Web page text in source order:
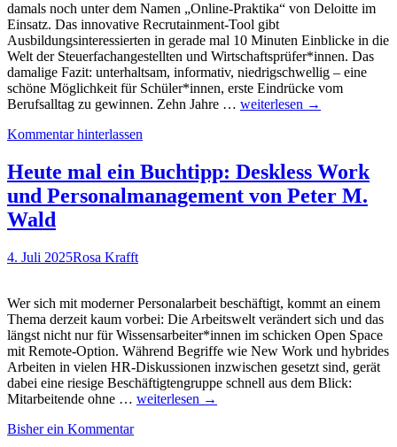
damals noch unter dem Namen „Online-Praktika“ von Deloitte im
Einsatz. Das innovative Recrutainment-Tool gibt
Ausbildungsinteressierten in gerade mal 10 Minuten Einblicke in die
Welt der Steuerfachangestellten und Wirtschaftsprüfer*innen. Das
damalige Fazit: unterhaltsam, informativ, niedrigschwellig – eine
schöne Möglichkeit für Schüler*innen, erste Eindrücke vom
Berufsalltag zu gewinnen. Zehn Jahre … Jobsimulator
für
Wirtschaftsprüfer
und
mit
frischem
Content
weiterlesen →
Kommentar hinterlassen
Heute mal ein Buchtipp: Deskless Work
und Personalmanagement von Peter M.
Wald
4. Juli 2025Rosa Krafft
Wer sich mit moderner Personalarbeit beschäftigt, kommt an einem
Thema derzeit kaum vorbei: Die Arbeitswelt verändert sich und das
längst nicht nur für Wissensarbeiter*innen im schicken Open Space
mit Remote-Option. Während Begriffe wie New Work und hybrides
Arbeiten in vielen HR-Diskussionen inzwischen gesetzt sind, gerät
dabei eine riesige Beschäftigtengruppe schnell aus dem Blick:
Mitarbeitende ohne … Heute
weiterlesen →
Bisher ein Kommentar